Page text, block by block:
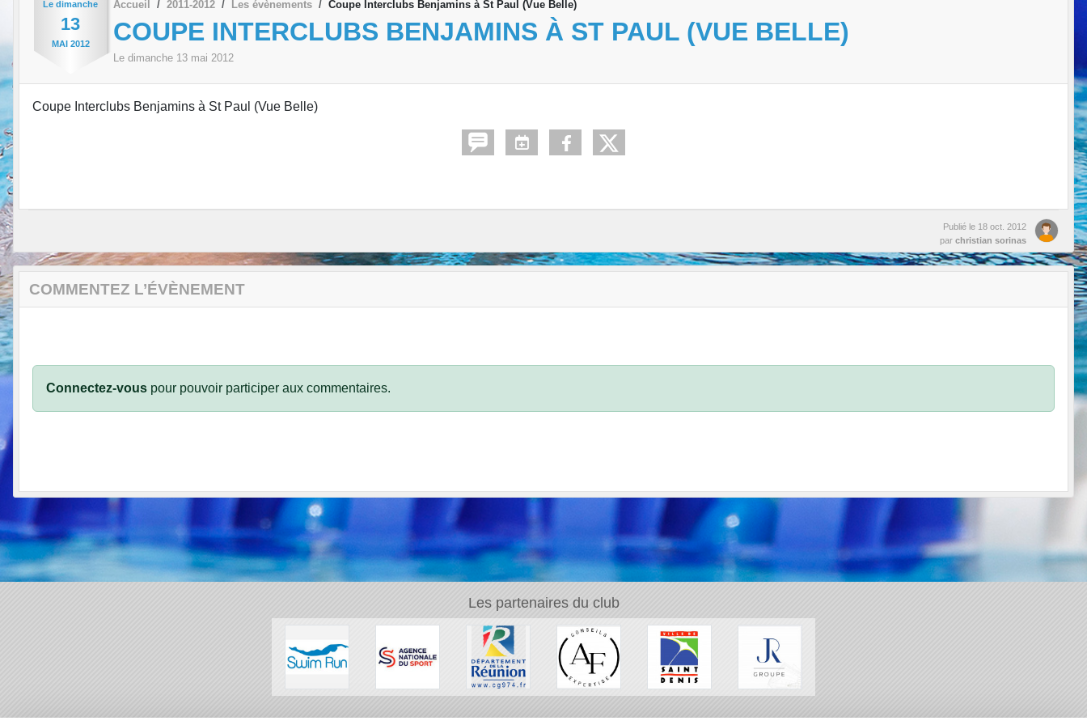
Le dimanche
13
MAI 2012
Accueil 2011-2012 Les évènements Coupe Interclubs Benjamins à St Paul (Vue Belle)
COUPE INTERCLUBS BENJAMINS À ST PAUL (VUE BELLE)
Le dimanche 13 mai 2012
Coupe Interclubs Benjamins à St Paul (Vue Belle)
Publié le 18 oct. 2012
par christian sorinas
COMMENTEZ L’ÉVÈNEMENT
Connectez-vous pour pouvoir participer aux commentaires.
Les partenaires du club